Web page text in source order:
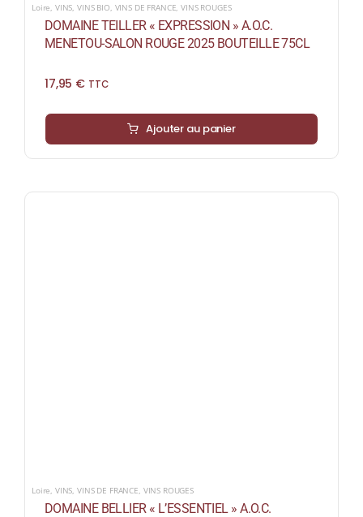
Loire, VINS,VINS BIO, VINS DE FRANCE,VINS ROUGES
DOMAINE TEILLER « EXPRESSION » A.O.C.
MENETOU-SALON ROUGE 2025 BOUTEILLE 75CL
17,95 € TTC
Ajouter au panier
Loire VINS ,VINS DE FRANCE VINS ROUGES
DOMAINE BELLIER « L’ESSENTIEL » A.O.C.